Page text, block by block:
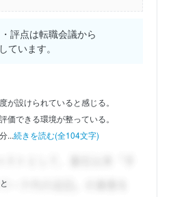
評点は転職会議から
ています。
が設けられていると感じる。
価できる環境が整っている。
...続きを読む(全104文字)